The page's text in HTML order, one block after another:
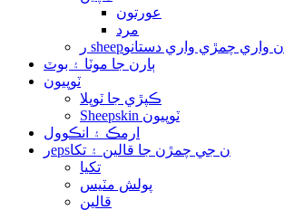
عورتون
مرد
ر sheepن واري چمڙي واري دستانو
ٻارن جا موٽا ۽ بوٽ
ٽوپيون
ڪپڙي جا ٽوپلا
Sheepskin ٽوپيون
ارمڪ ۽ انڪوول
رepsن جي چمڙن جا قالين ۽ تکا
تکيا
پولش مٽيس
قالين